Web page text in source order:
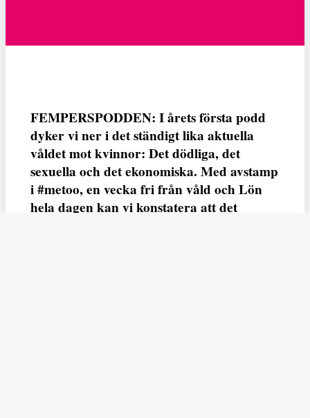
FEMPERSPODDEN: I årets första podd
dyker vi ner i det ständigt lika aktuella
våldet mot kvinnor: Det dödliga, det
sexuella och det ekonomiska. Med avstamp
i #metoo, en vecka fri från våld och Lön
hela dagen kan vi konstatera att det